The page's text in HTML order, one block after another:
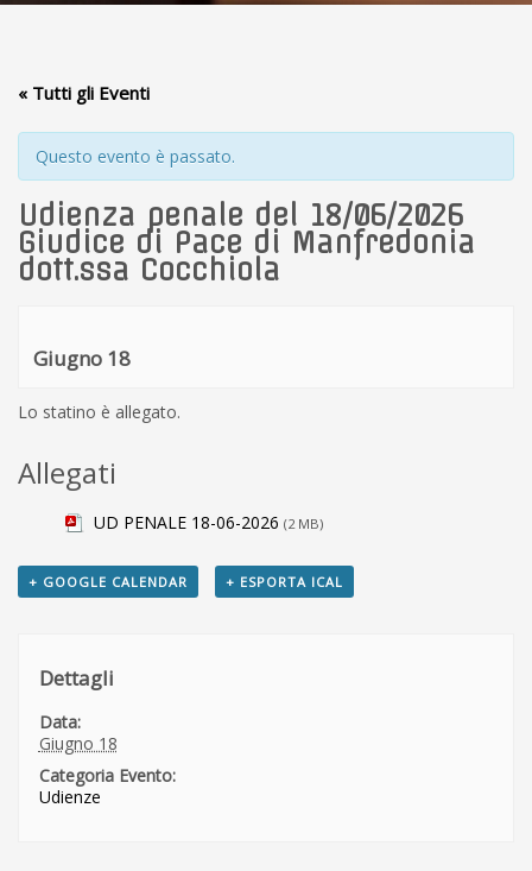
« Tutti gli Eventi
Questo evento è passato.
Udienza penale del 18/06/2026
Giudice di Pace di Manfredonia
dott.ssa Cocchiola
Giugno 18
Lo statino è allegato.
Allegati
UD PENALE 18-06-2026 (2 MB)
+ GOOGLE CALENDAR + ESPORTA ICAL
Dettagli
Data:
Giugno 18
Categoria Evento:
Udienze